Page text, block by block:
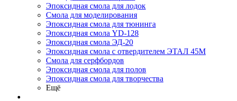
Эпоксидная смола для лодок
Смола для моделирования
Эпоксидная смола для тюнинга
Эпоксидная смола YD-128
Эпоксидная смола ЭД-20
Эпоксидная смола с отвердителем ЭТАЛ 45М
Смола для серфбордов
Эпоксидная смола для полов
Эпоксидная смола для творчества
Ещё